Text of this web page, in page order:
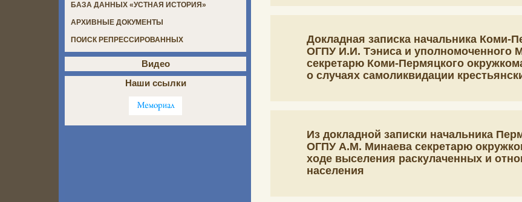
Докладная записка начальника Коми-
ОГПУ И.И. Тэниса и уполномоченного
секретарю Коми-Пермяцкого
о случаях самоликвидации
Из докладной записки начальника
ОГПУ А.М. Минаева секретарю
ходе выселения раскулаченных и
населения
БАЗА ДАННЫХ «УСТНАЯ ИСТОРИЯ»
АРХИВНЫЕ ДОКУМЕНТЫ
ПОИСК РЕПРЕССИРОВАННЫХ
Видео
Наши ссылки